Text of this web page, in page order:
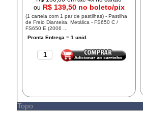
ou R$ 139,50 no boleto/pix
(1 cartela com 1 par de pastilhas) - Pastilha
de Freio Dianteira, Metálica - FS650 C /
FS650 E (2006 ...
Topo